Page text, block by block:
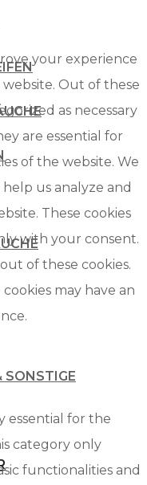
SONSTIGE
your experience
Out of these
as necessary
are essential for
of the website. We
us analyze and
These cookies
with your consent.
of these cookies.
may have an
essential for the
category only
functionalities and